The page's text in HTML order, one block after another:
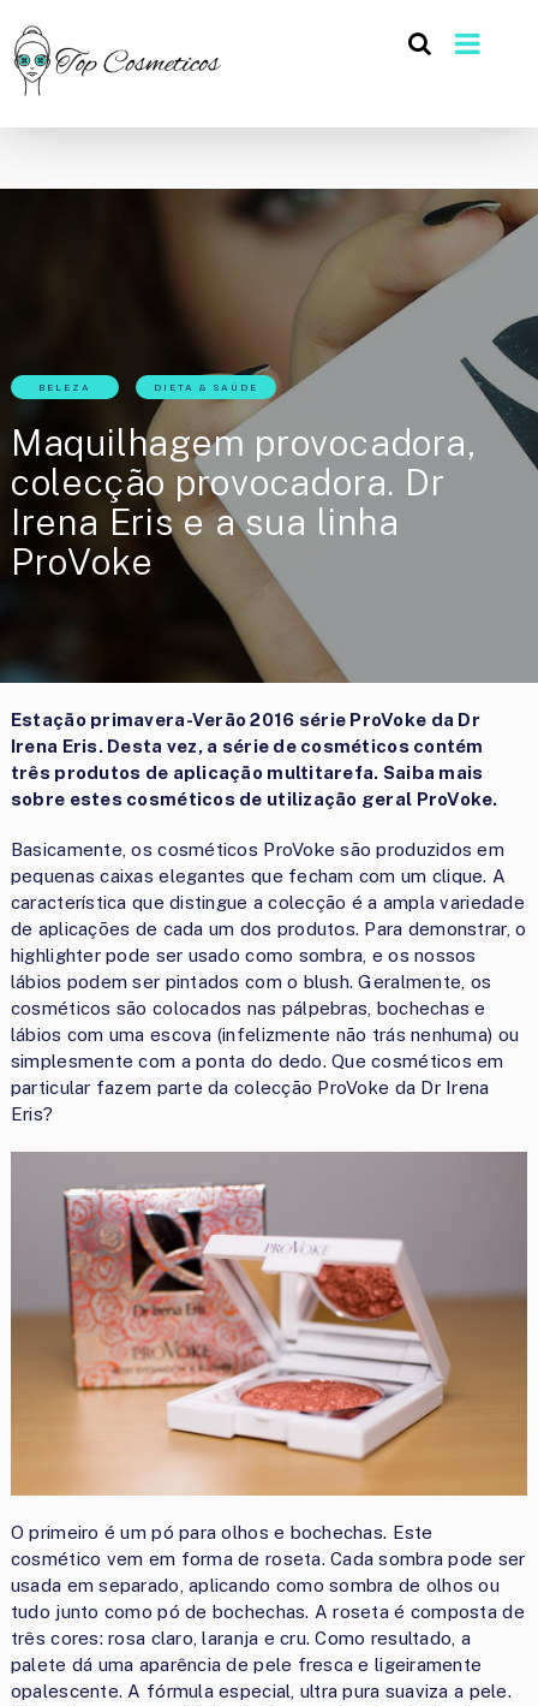
BELEZA DIETA & SAÚDE
Maquilhagem provocadora,
colecção provocadora. Dr
Irena Eris e a sua linha
ProVoke
Estação primavera-Verão 2016 série ProVoke da Dr
Irena Eris. Desta vez, a série de cosméticos contém
três produtos de aplicação multitarefa. Saiba mais
sobre estes cosméticos de utilização geral ProVoke.
Basicamente, os cosméticos ProVoke são produzidos em
pequenas caixas elegantes que fecham com um clique. A
característica que distingue a colecção é a ampla variedade
de aplicações de cada um dos produtos. Para demonstrar, o
highlighter pode ser usado como sombra, e os nossos
lábios podem ser pintados com o blush. Geralmente, os
cosméticos são colocados nas pálpebras, bochechas e
lábios com uma escova (infelizmente não trás nenhuma) ou
simplesmente com a ponta do dedo. Que cosméticos em
particular fazem parte da colecção ProVoke da Dr Irena
Eris?
O primeiro é um pó para olhos e bochechas. Este
cosmético vem em forma de roseta. Cada sombra pode ser
usada em separado, aplicando como sombra de olhos ou
tudo junto como pó de bochechas. A roseta é composta de
três cores: rosa claro, laranja e cru. Como resultado, a
palete dá uma aparência de pele fresca e ligeiramente
opalescente. A fórmula especial, ultra pura suaviza a pele.